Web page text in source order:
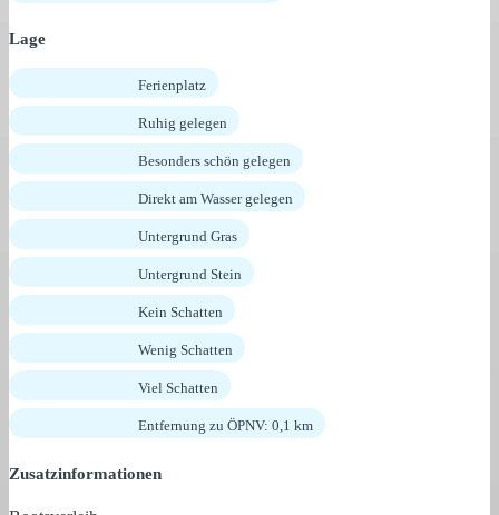
Lage
Ferienplatz
Ruhig gelegen
Besonders schön gelegen
Direkt am Wasser gelegen
Untergrund Gras
Untergrund Stein
Kein Schatten
Wenig Schatten
Viel Schatten
Entfernung zu ÖPNV: 0,1 km
Zusatzinformationen